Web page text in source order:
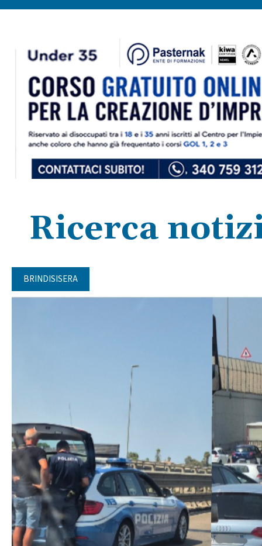
Ricerca
BRINDISISERA